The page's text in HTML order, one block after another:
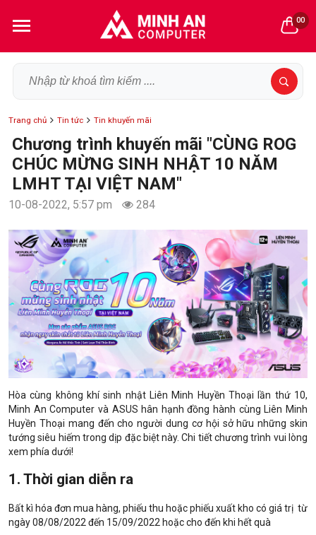
00
Trang chủ Tin tức Tin khuyến mãi
Chương trình khuyến mãi "CÙNG ROG
CHÚC MỪNG SINH NHẬT 10 NĂM
LMHT TẠI VIỆT NAM"
10-08-2022, 5:57 pm 284
Hòa cùng không khí sinh nhật Liên Minh Huyền Thoại lần thứ 10,
Minh An Computer và ASUS hân hạnh đồng hành cùng Liên Minh
Huyền Thoại mang đến cho người dung cơ hội sở hữu những skin
tướng siêu hiếm trong dịp đặc biệt này. Chi tiết chương trình vui lòng
xem phía dưới!
1. Thời gian diễn ra
Bất kì hóa đơn mua hàng, phiếu thu hoặc phiếu xuất kho có giá trị từ
ngày 08/08/2022 đến 15/09/2022 hoặc cho đến khi hết quà